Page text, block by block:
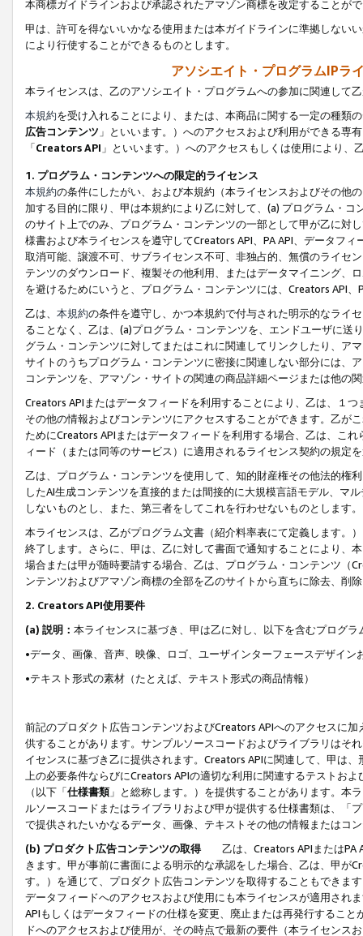
本商標ガイドラインおよび承認されたアマゾン商標を改定することが
甲は、許可を得ないいかなる使用または本ガイドラインに準拠しない
により行使することができるものとします。
アソシエイト・プログラムIPラ
本ライセンスは、乙のアソシエイト・プログラムへの参加に関連して
本規約を受け入れることにより、または、本商品に関する一定の種類
広告コンテンツ 」といいます。）へのアクセスおよび利用ができる専
「Creators API 」といいます。）へのアクセスもしくは使用により
1. プログラム・コンテンツへの限定的ライセンス
本規約の条件にしたがい、および本規約（本ライセンスおよびその他
加する目的に限り、甲は本規約により乙に対して、(a) プログラム・
のサイト上でのみ、プログラム・コンテンツの一部として甲が乙に対
様書および本ライセンスを遵守してCreators API、PA API、データフ
取消可能、譲渡不可、サブライセンス不可、非独占的、無償のライセ
テンツのダウンロード、複製その他利用、またはデータマイニング、
を避けるためにいうと、プログラム・コンテンツには、Creators API
乙は、 本規約の条件を遵守し、かつ本規約で付与された明示的なライ
ることなく、乙は、(a)プログラム・コンテンツを、エンドユーザに
グラム・コンテンツに対してまたはこれに関連してリンクしたり、ア
サイトのうちプログラム・コンテンツに密接に関連しない部分には、
コンテンツを、アマゾン・サイトの関連の商品詳細ページまたは他の
Creators APIまたはデータフィードを利用することにより、乙は、１
その他の情報およびコンテンツにアクセスすることができます。乙が
ためにCreators APIまたはデータフィードを利用する場合、乙は、こ
ィード（または同等のサービス）に適用されるライセンス契約の規定
乙は、プログラム・コンテンツを使用して、知的財産権その他法的権
したAI生成コンテンツを直接的または間接的に大規模言語モデル、マ
しないものとし、また、第三者をしてこれを行わせないものとします。
本ライセンスは、乙がプログラム文書（紹介料率表にて定義します。
終了します。さらに、甲は、乙に対して書面で通知することにより、
場合または甲が随時要請する場合、乙は、プログラム・コンテンツ（
ンテンツおよびアマゾン商標の全部を乙のサイトから直ちに除去、削
2. Creators API使用要件
(a) 説明： 本ライセンスに基づき、甲は乙に対し、以下を含むプログ
•データ、画像、音声、映像、ロゴ、ユーザインターフェースデザイ
•テキスト形式の素材（たとえば、テキスト形式の商品情報）
前記のプロダクト広告コンテンツおよびCreators APIへのアクセスに
供することがあります。サンプルソースコードおよびライブラリはそ
イセンスに基づき乙に提供されます。Creators APIに関連して、甲は
上の必要条件ならびにCreators APIの適切な利用に関連するテストお
（以下「仕様書類」と総称します。）を提供することがあります。本
ルソースコードまたはライブラリおよび甲が提供する仕様書類は、「
で提供されたいかなるデータ、画像、テキストその他の情報またはコ
(b) プロダクト広告コンテンツの取得
乙は、Creators APIまたはPA
きます。甲が事前に書面による明示的な承認をした場合、乙は、甲が
す。）を通じて、プロダクト広告コンテンツを取得することもできま
データフィードへのアクセスおよび使用にも本ライセンスが適用され
APIもしくはデータフィードの仕様を変更、廃止または再発行するこ
ドへのアクセスおよび使用が、その時点で最新の要件（本ライセン